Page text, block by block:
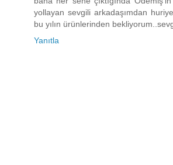
yollayan sevgili arkadaşımdan
bu yılın ürünlerinden
Yanıtla